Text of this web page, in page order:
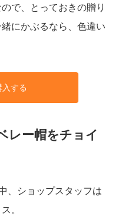
で、とっておきの贈り
にかぶるなら、色違い
する
レー帽をチョイ
、ショップスタッフは
。